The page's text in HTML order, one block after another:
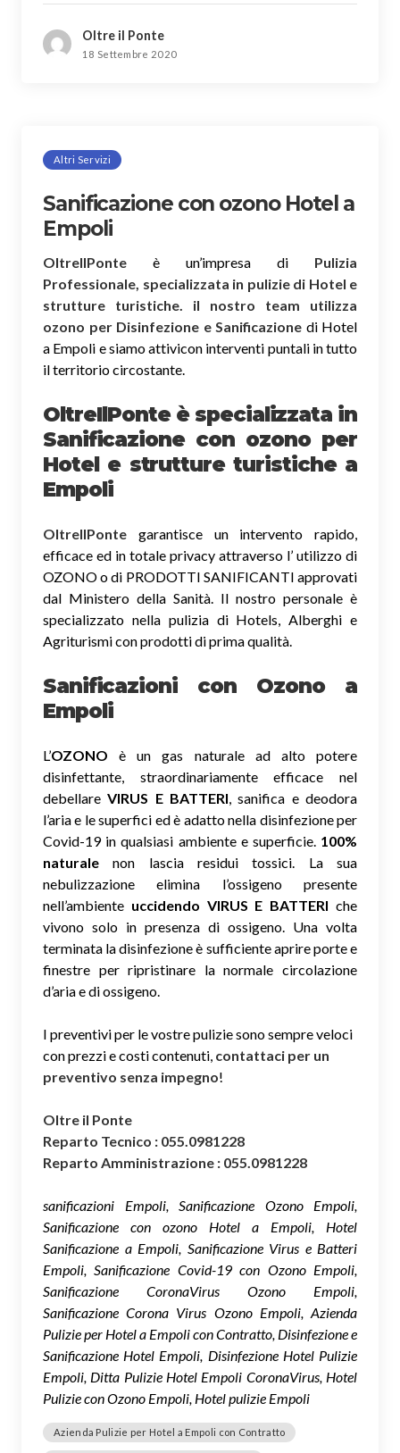
Oltre il Ponte
18 Settembre 2020
Altri Servizi
Sanificazione con ozono Hotel a
Empoli
OltreIlPonte è un’impresa di Pulizia
Professionale, specializzata in pulizie di Hotel e
strutture turistiche. il nostro team utilizza
ozono per Disinfezione e Sanificazione di Hotel
a Empoli e siamo attivicon interventi puntali in tutto
il territorio circostante.
OltreIlPonte è specializzata in
Sanificazione con ozono per
Hotel e strutture turistiche a
Empoli
OltreIlPonte garantisce un intervento rapido,
efficace ed in totale privacy attraverso l’ utilizzo di
OZONO o di PRODOTTI SANIFICANTI approvati
dal Ministero della Sanità. Il nostro personale è
specializzato nella pulizia di Hotels, Alberghi e
Agriturismi con prodotti di prima qualità.
Sanificazioni con Ozono a
Empoli
L’OZONO è un gas naturale ad alto potere
disinfettante, straordinariamente efficace nel
debellareVIRUS E BATTERI, sanifica e deodora
l’aria e le superfici ed è adatto nella disinfezione per
Covid-19 in qualsiasi ambiente e superficie. 100%
naturale non lascia residui tossici. La sua
nebulizzazione elimina l’ossigeno presente
nell’ambiente uccidendo VIRUS E BATTERI che
vivono solo in presenza di ossigeno. Una volta
terminata la disinfezione è sufficiente aprire porte e
finestre per ripristinare la normale circolazione
d’aria e di ossigeno.
I preventivi per le vostre pulizie sono sempre veloci
con prezzi e costi contenuti, contattaci per un
preventivo senza impegno!
Oltre il Ponte
Reparto Tecnico : 055.0981228
Reparto Amministrazione : 055.0981228
sanificazioni Empoli, Sanificazione Ozono Empoli,
Sanificazione con ozono Hotel a Empoli, Hotel
Sanificazione a Empoli, Sanificazione Virus e Batteri
Empoli, Sanificazione Covid-19 con Ozono Empoli,
Sanificazione CoronaVirus Ozono Empoli,
Sanificazione Corona Virus Ozono Empoli, Azienda
Pulizie per Hotel a Empoli con Contratto, Disinfezione e
Sanificazione Hotel Empoli, Disinfezione Hotel Pulizie
Empoli, Ditta Pulizie Hotel Empoli CoronaVirus, Hotel
Pulizie con Ozono Empoli, Hotel pulizie Empoli
Azienda Pulizie per Hotel a Empoli con Contratto